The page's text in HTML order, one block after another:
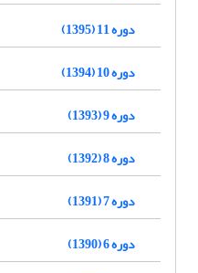
دوره 11 (1395)
دوره 10 (1394)
دوره 9 (1393)
دوره 8 (1392)
دوره 7 (1391)
دوره 6 (1390)